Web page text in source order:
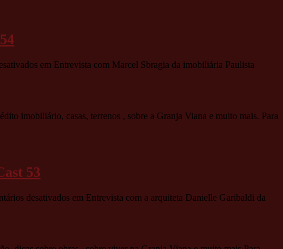
em Entrevista com Marcel Sbragia da imobiliária Paulista
imobiliário, casas, terrenos , sobre a Granja Viana e muito mais. Para
53
desativados em Entrevista com a arquiteta Danielle Garibaldi da